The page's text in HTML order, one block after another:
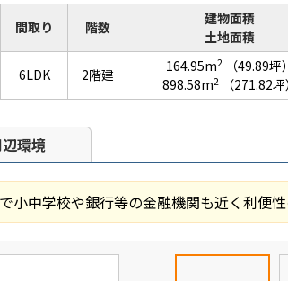
間取り 階数
建物面積
土地面積
6LDK 2階建 164.95m2
（49.89坪）
898.58m2 （271.82坪）
環境
中学校や銀行等の金融機関も近く利便性